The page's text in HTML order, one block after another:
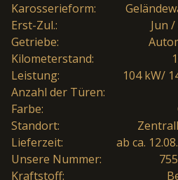
Karosserieform:
Erst-Zul.:
Jun
Getriebe:
Kilometerstand:
Leistung:
104 kW/
Anzahl der Türen:
Farbe:
Standort:
Lieferzeit:
ab ca.
Unsere Nummer:
Kraftstoff: